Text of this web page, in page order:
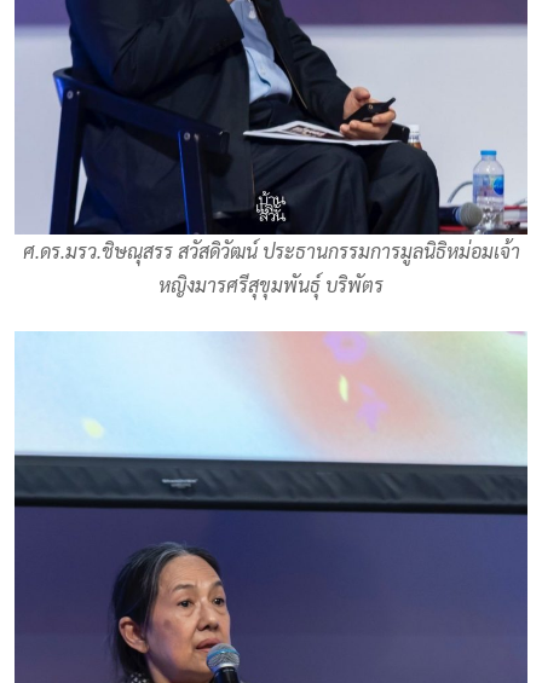
ศ.ดร.มรว.ชิษณุสรร สวัสดิวัฒน์ ประธานกรรมการมูลนิธิหม่อมเจ้า
หญิงมารศรีสุขุมพันธุ์ บริพัตร